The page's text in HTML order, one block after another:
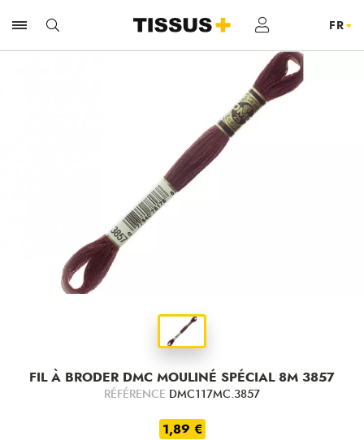
FIL À BRODER DMC MOULINÉ SPÉCIAL 8M 3857
RÉFÉRENCE DMC117MC.3857
1,89 €